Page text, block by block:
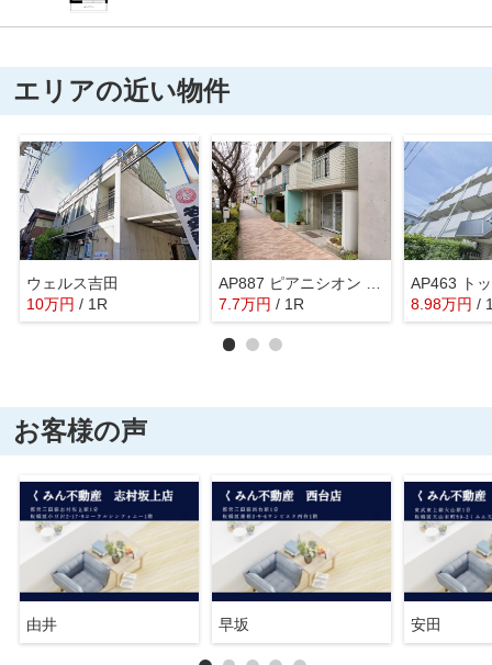
エリアの近い物件
ウェルス吉田
10万円 / 1R
AP887 ピアニシオン ブローニュ クレスト 504
7.7万円 / 1R
AP463 ト
8.98万円 /
お客様の声
由井 早坂 安田